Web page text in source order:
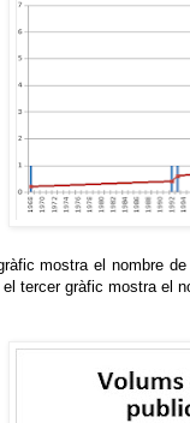
mostra el nombre
el tercer gràfic mostra el